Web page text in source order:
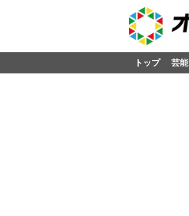
トップ 芸能